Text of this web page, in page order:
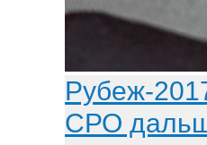
Рубеж-
СРО